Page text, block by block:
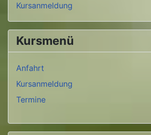
Kursanmeldung
Kursmenü
Anfahrt
Kursanmeldung
Termine